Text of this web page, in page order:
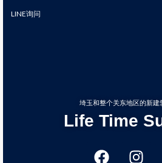
LINE询问
埼玉和整个关东地区的新建
Life Time